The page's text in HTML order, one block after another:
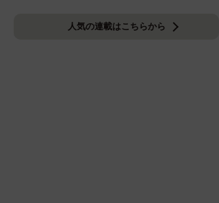
人気の連載はこちらから